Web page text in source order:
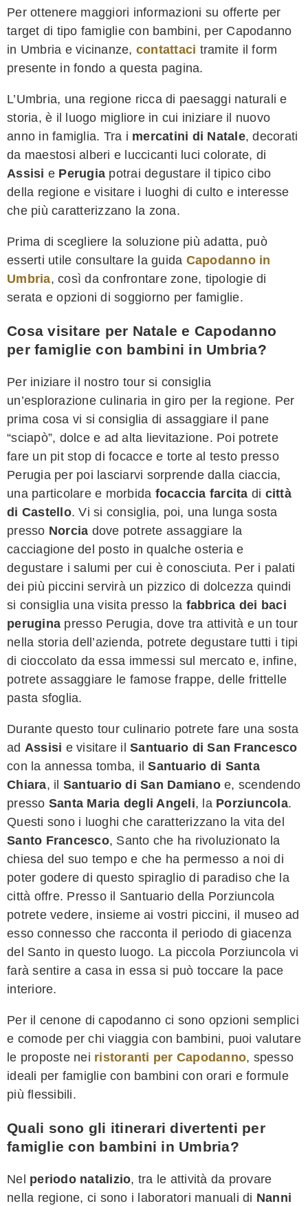
Per ottenere maggiori informazioni su offerte per
target di tipo famiglie con bambini, per Capodanno
in Umbria e vicinanze, contattaci tramite il form
presente in fondo a questa pagina.
L’Umbria, una regione ricca di paesaggi naturali e
storia, è il luogo migliore in cui iniziare il nuovo
anno in famiglia. Tra i mercatini di Natale, decorati
da maestosi alberi e luccicanti luci colorate, di
Assisi e Perugia potrai degustare il tipico cibo
della regione e visitare i luoghi di culto e interesse
che più caratterizzano la zona.
Prima di scegliere la soluzione più adatta, può
esserti utile consultare la guida Capodanno in
Umbria, così da confrontare zone, tipologie di
serata e opzioni di soggiorno per famiglie.
Cosa visitare per Natale e Capodanno
per famiglie con bambini in Umbria?
Per iniziare il nostro tour si consiglia
un’esplorazione culinaria in giro per la regione. Per
prima cosa vi si consiglia di assaggiare il pane
“sciapò”, dolce e ad alta lievitazione. Poi potrete
fare un pit stop di focacce e torte al testo presso
Perugia per poi lasciarvi sorprende dalla ciaccia,
una particolare e morbida focaccia farcita di città
di Castello. Vi si consiglia, poi, una lunga sosta
presso Norcia dove potrete assaggiare la
cacciagione del posto in qualche osteria e
degustare i salumi per cui è conosciuta. Per i palati
dei più piccini servirà un pizzico di dolcezza quindi
si consiglia una visita presso la fabbrica dei baci
perugina presso Perugia, dove tra attività e un tour
nella storia dell’azienda, potrete degustare tutti i tipi
di cioccolato da essa immessi sul mercato e, infine,
potrete assaggiare le famose frappe, delle frittelle
pasta sfoglia.
Durante questo tour culinario potrete fare una sosta
ad Assisi e visitare il Santuario di San Francesco
con la annessa tomba, ilSantuario di Santa
Chiara, il Santuario di San Damianoe, scendendo
presso Santa Maria degli Angeli, la Porziuncola.
Questi sono i luoghi che caratterizzano la vita del
Santo Francesco, Santo che ha rivoluzionato la
chiesa del suo tempo e che ha permesso a noi di
poter godere di questo spiraglio di paradiso che la
città offre. Presso il Santuario della Porziuncola
potrete vedere, insieme ai vostri piccini, il museo ad
esso connesso che racconta il periodo di giacenza
del Santo in questo luogo. La piccola Porziuncola vi
farà sentire a casa in essa si può toccare la pace
interiore.
Per il cenone di capodanno ci sono opzioni semplici
e comode per chi viaggia con bambini, puoi valutare
le proposte nei ristoranti per Capodanno, spesso
ideali per famiglie con bambini con orari e formule
più flessibili.
Quali sono gli itinerari divertenti per
famiglie con bambini in Umbria?
Nel periodo natalizio, tra le attività da provare
nella regione, ci sono i laboratori manuali di Nanni